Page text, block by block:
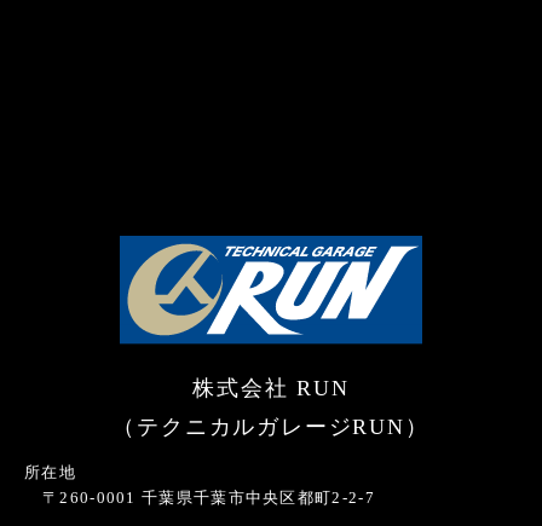
株式会社 RUN
（テクニカルガレージRUN）
所在地
〒260-0001 千葉県千葉市中央区都町2-2-7